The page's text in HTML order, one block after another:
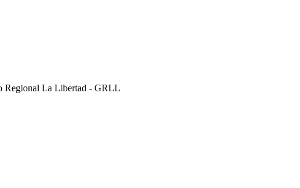
Regional La Libertad - GRLL